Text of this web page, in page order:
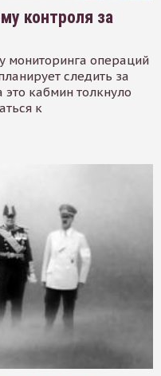
контроля за
мониторинга операций
следить за
это кабмин толкнуло
к